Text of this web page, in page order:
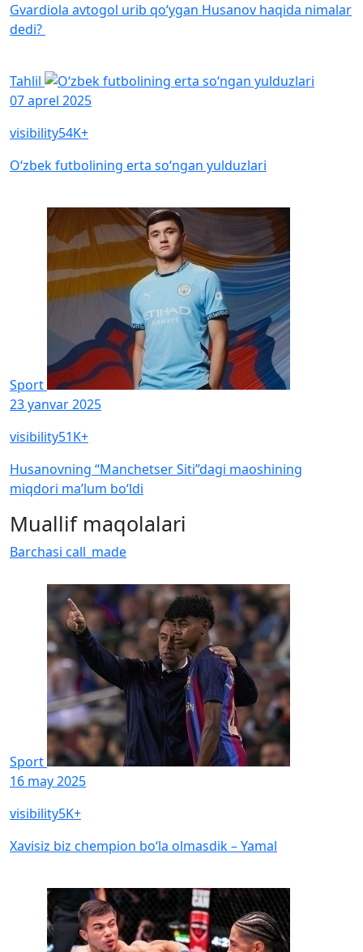
Gvardiola avtogol urib qo‘ygan Husanov haqida nimalar
dedi?
Tahlil
07 aprel 2025
visibility54K+
O‘zbek futbolining erta so‘ngan yulduzlari
Sport
23 yanvar 2025
visibility51K+
Husanovning “Manchetser Siti”dagi maoshining
miqdori ma’lum bo‘ldi
Muallif maqolalari
Barchasi call_made
Sport
16 may 2025
visibility5K+
Xavisiz biz chempion bo‘la olmasdik – Yamal